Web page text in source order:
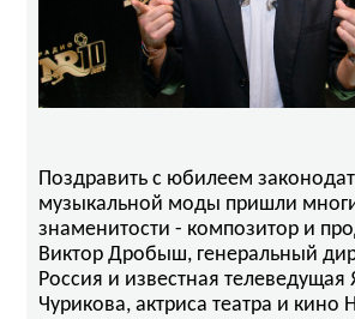
Поздравить с юбилеем
музыкальной моды пришли
знаменитости - композитор и
Виктор Дробыш, генеральный
Россия и известная телеведущая
Чурикова, актриса театра и кино